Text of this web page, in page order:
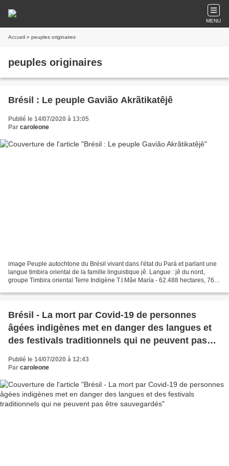
MENU
Accueil » peuples originaires
peuples originaires
Brésil : Le peuple Gavião Akrãtikatêjê
Publié le 14/07/2020 à 13:05
Par caroleone
image Peuple autochtone du Brésil vivant dans l'état du Pará et parlant une
langue timbira oriental de la famille linguistique jê. Langue : jê du nord,
groupe Timbira oriental Terre Indigène T.I Mãe María - 62.488 hectares, 760
Brésil - La mort par Covid-19 de personnes
âgées indigènes met en danger des langues et
des festivals traditionnels qui ne peuvent pas
Publié le 14/07/2020 à 12:43
Par caroleone